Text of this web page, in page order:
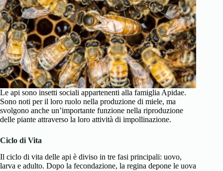
Le api sono insetti sociali appartenenti alla famiglia Apidae.
Sono noti per il loro ruolo nella produzione di miele, ma
svolgono anche un’importante funzione nella riproduzione
delle piante attraverso la loro attività di impollinazione.
Ciclo di Vita
Il ciclo di vita delle api è diviso in tre fasi principali: uovo,
larva e adulto. Dopo la fecondazione, la regina depone le uova